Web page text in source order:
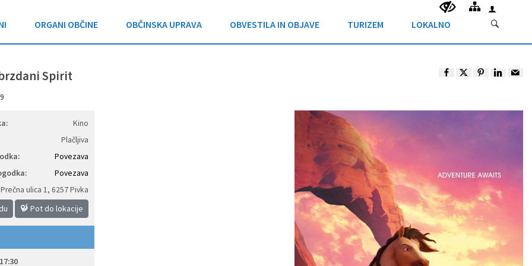
ORGANI OBČINE OBČINSKA UPRAVA OBVESTILA IN OBJAVE TURIZEM LOKALNO
Spirit
Kino
Plačljiva
Povezava
Povezava
Prečna ulica 1, 6257 Pivka
Pot do lokacije
17:30